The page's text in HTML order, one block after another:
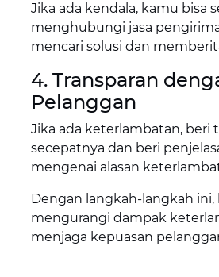
Jika ada kendala, kamu bisa
menghubungi jasa
mencari solusi dan
4. Transparan
Pelanggan
Jika ada keterlambatan, beri
secepatnya dan beri
mengenai alasan
Dengan langkah-langkah
mengurangi dampak
menjaga kepuasan